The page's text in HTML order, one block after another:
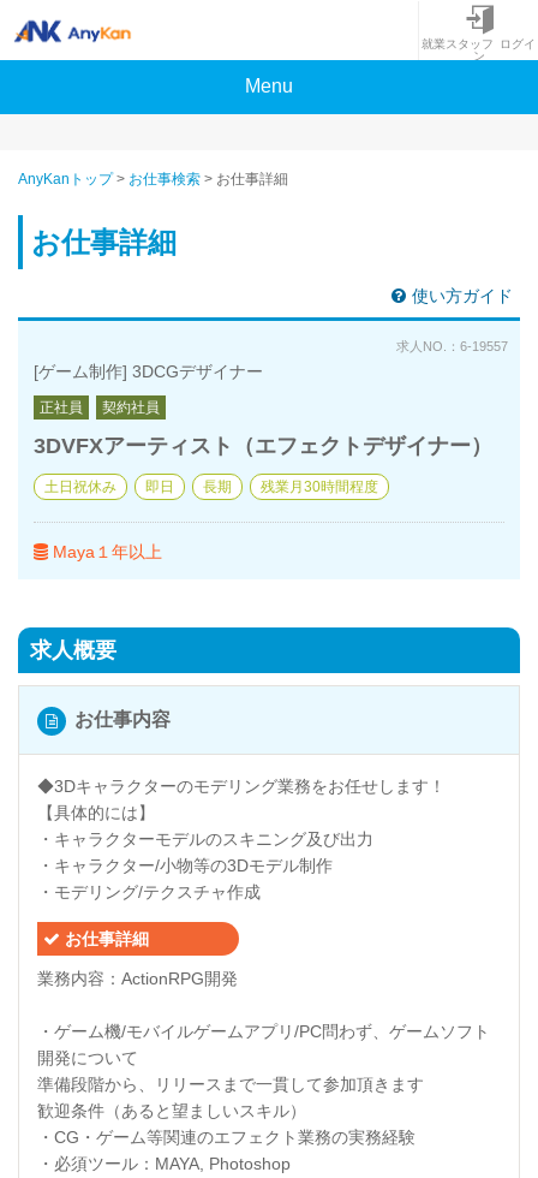
就業スタッフ ログイ
ン
Menu
AnyKanトップ > お仕事検索 > お仕事詳細
お仕事詳細
使い方ガイド
求人NO.：6-19557
[ゲーム制作] 3DCGデザイナー
正社員 契約社員
3DVFXアーティスト（エフェクトデザイナー）
土日祝休み 即日 長期 残業月30時間程度
Maya１年以上
求人概要
お仕事内容
◆3Dキャラクターのモデリング業務をお任せします！
【具体的には】
・キャラクターモデルのスキニング及び出力
・キャラクター/小物等の3Dモデル制作
・モデリング/テクスチャ作成
お仕事詳細
業務内容：ActionRPG開発
・ゲーム機/モバイルゲームアプリ/PC問わず、ゲームソフト
開発について
準備段階から、リリースまで一貫して参加頂きます
歓迎条件（あると望ましいスキル）
・CG・ゲーム等関連のエフェクト業務の実務経験
・必須ツール：MAYA, Photoshop